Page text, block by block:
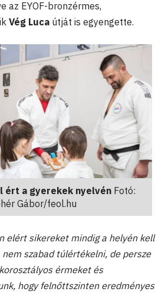
az EYOF-bronzérmes,
Vég Luca útját is egyengette.
ért a gyerekek nyelvénFotó:
Gábor/feol.hu
elért sikereket mindig a helyén kell
szabad túlértékelni, de persze
érmeket és
hogy felnőttszinten eredményes